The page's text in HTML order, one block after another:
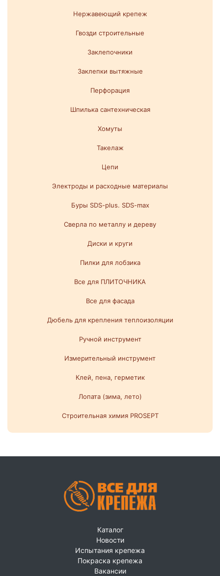
Нержавеющий крепеж
Гвозди строительные
Заклепочники
Заклепки вытяжные
Перфорация
Шпилька сантехническая
Хомуты
Такелаж
Цепи
Электроды и расходные материалы
Буры SDS-plus. SDS-max
Сверла по металлу и дереву
Диски и круги
Пилки для лобзика
Все для ПЛИТОЧНИКА
Все для фасада
Дюбель для крепления теплоизоляции
Ручной инструмент
Измерительный инструмент
Клей, пена, герметик
Лопата (зима, лето)
Строительная химия PROSEPT
Каталог
Новости
Испытания крепежа
Покраска крепежа
Вакансии